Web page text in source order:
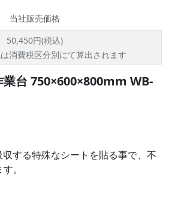
当社販売価格
50,450円(税込)
消費税区分別にて算出されます
台 750×600×800mm WB-
する特殊なシートを貼る事で、不
。